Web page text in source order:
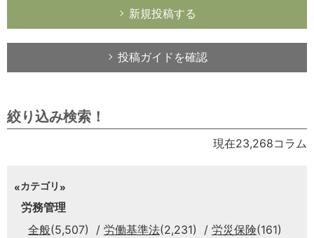
新規投稿する
投稿ガイドを確認
絞り込み検索！
現在23,268コラム
カテゴリ
労務管理
全般(5,507) 労働基準法(2,231) 労災保険(161)